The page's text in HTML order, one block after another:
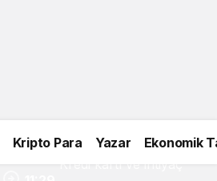
Kripto Para Yazar Ekonomik
Kredi kartı ve ihtiyaç